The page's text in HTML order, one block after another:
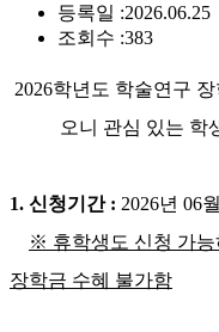
등록일 :2026.06.25
조회수 :383
2026학년도 학술연구
오니 관심 있는 학
1. 신청기간 : 2026년 06
※ 휴학생도 신청 가능
장학금 수혜 불가함